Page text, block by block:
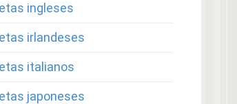
ingleses
irlandeses
italianos
japoneses